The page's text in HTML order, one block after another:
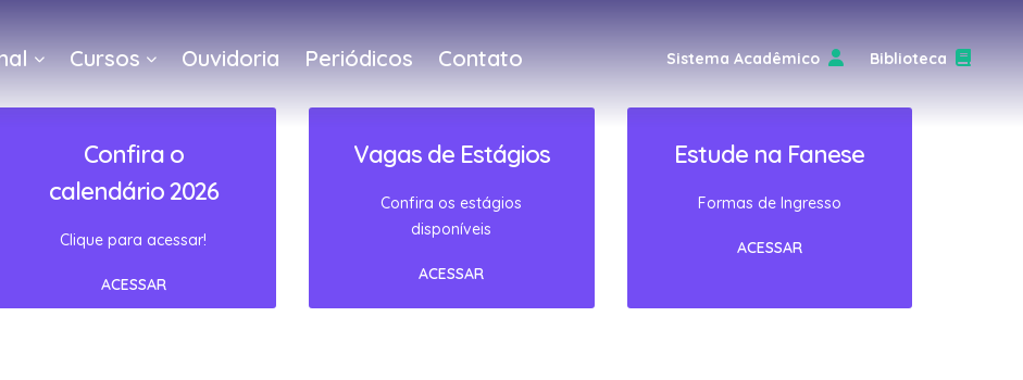
Cursos Ouvidoria Periódicos Contato Sistema Acadêmico Biblioteca
Confira o
calendário 2026
Clique para acessar!
ACESSAR
Vagas de Estágios
Confira os estágios
disponíveis
ACESSAR
Estude na Fanese
Formas de Ingresso
ACESSAR